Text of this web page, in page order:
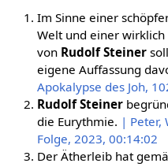
Im Sinne einer
Welt und einer
von Rudolf Steiner
eigene Auffassung
Apokalypse des Joh,
Rudolf Steiner
die Eurythmie. | Peter,
Folge, 2023, 00:14:02
Der Ätherleib hat